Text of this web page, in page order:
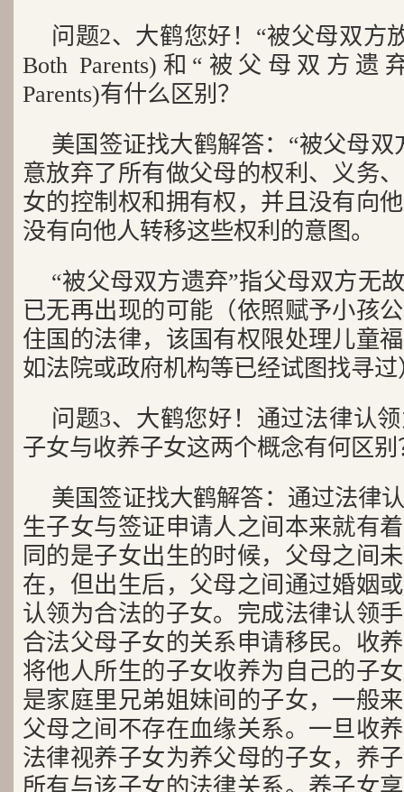
问题2、大鹤您好！“被父母双方
Both Parents)和“被父母双方遗弃
Parents)有什么区别？
美国签证找大鹤解答：“被父母双
意放弃了所有做父母的权利、义务
女的控制权和拥有权，并且没有向
没有向他人转移这些权利的意图。
“被父母双方遗弃”指父母双方无
已无再出现的可能（依照赋予小孩
住国的法律，该国有权限处理儿童
如法院或政府机构等已经试图找寻过
问题3、大鹤您好！通过法律认
子女与收养子女这两个概念有何区别
美国签证找大鹤解答：通过法律
生子女与签证申请人之间本来就有
同的是子女出生的时候，父母之间
在，但出生后，父母之间通过婚姻
认领为合法的子女。完成法律认领
合法父母子女的关系申请移民。收
将他人所生的子女收养为自己的子
是家庭里兄弟姐妹间的子女，一般
父母之间不存在血缘关系。一旦收
法律视养子女为养父母的子女，养